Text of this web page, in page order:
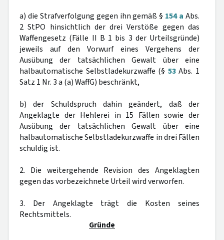
a) die Strafverfolgung gegen ihn gemäß § 154 a Abs.
2 StPO hinsichtlich der drei Verstöße gegen das
Waffengesetz (Fälle II B 1 bis 3 der Urteilsgründe)
jeweils auf den Vorwurf eines Vergehens der
Ausübung der tatsächlichen Gewalt über eine
halbautomatische Selbstladekurzwaffe (§ 53Abs. 1
Satz 1 Nr. 3 a (a) WaffG) beschränkt,
b) der Schuldspruch dahin geändert, daß der
Angeklagte der Hehlerei in 15 Fällen sowie der
Ausübung der tatsächlichen Gewalt über eine
halbautomatische Selbstladekurzwaffe in drei Fällen
schuldig ist.
2. Die weitergehende Revision des Angeklagten
gegen das vorbezeichnete Urteil wird verworfen.
3. Der Angeklagte trägt die Kosten seines
Rechtsmittels.
Gründe